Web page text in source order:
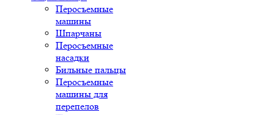
Перосъемные
машины
Шпарчаны
Перосъемные
насадки
Бильные пальцы
Перосъемные
машины для
перепелов